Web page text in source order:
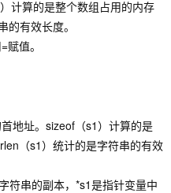
计算的是整个数组占用的内存
有效长度。
值。
地址。sizeof（s1）计算的是
（s1）统计的是字符串的有效
符串的副本，*s1是指针变量中